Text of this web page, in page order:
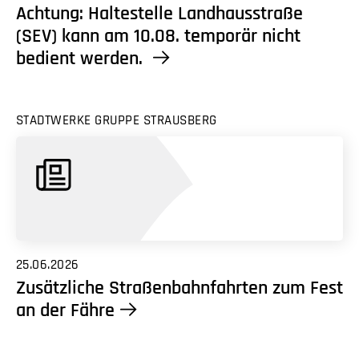
Achtung: Haltestelle Landhausstraße
(SEV) kann am 10.08. temporär nicht
bedient werden.
STADTWERKE GRUPPE STRAUSBERG
25.06.2026
Zusätzliche Straßenbahnfahrten zum Fest
an der Fähre